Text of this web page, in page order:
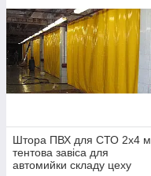
Штора ПВХ для СТО 2x4 м
тентова завіса для
автомийки складу цеху